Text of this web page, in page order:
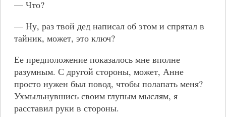
— Что?
— Ну, раз твой дед написал об этом и спрятал в
тайник, может, это ключ?
Ее предположение показалось мне вполне
разумным. С другой стороны, может, Анне
просто нужен был повод, чтобы полапать меня?
Ухмыльнувшись своим глупым мыслям, я
расставил руки в стороны.